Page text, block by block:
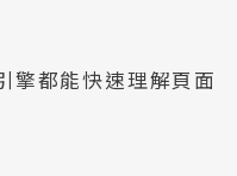
擎都能快速理解頁面